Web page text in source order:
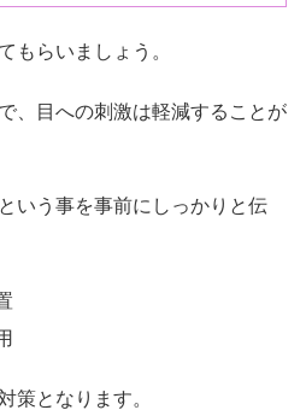
もらいましょう。
、目への刺激は軽減することが
いう事を事前にしっかりと伝
策となります。